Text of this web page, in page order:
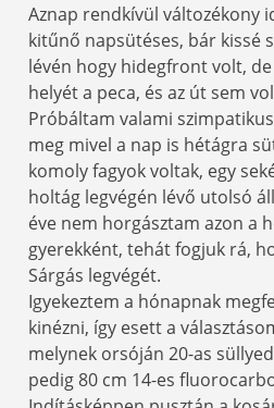
Aznap rendkívül változékony
kitűnő napsütéses, bár kissé
lévén hogy hidegfront volt,
helyét a peca, és az út sem
Próbáltam valami
meg mivel a nap is hétágra
komoly fagyok voltak, egy
holtág legvégén lévő utolsó
éve nem horgásztam azon a
gyerekként, tehát fogjuk rá,
Sárgás legvégét.
Igyekeztem a hónapnak
kinézni, így esett a
melynek orsóján 20-as
pedig 80 cm 14-es